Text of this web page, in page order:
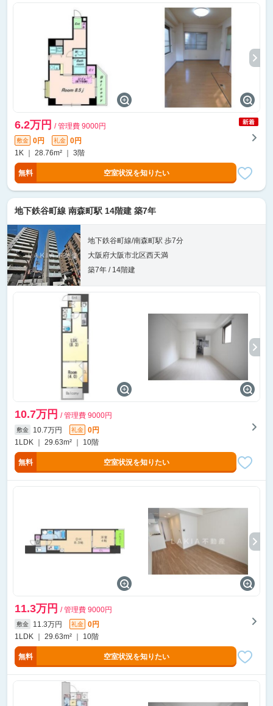
6.2万円 / 管理費 9000円
敷金 0円 礼金
0円
1K ｜ 28.76m² ｜ 3階
無料 空室状況を知りたい
地下鉄谷町線 南森町駅 14階建 築7年
地下鉄谷町線/南森町駅 歩7分
大阪府大阪市北区西天満
築7年 / 14階建
10.7万円 / 管理費 9000円
敷金 10.7万円 礼金
0円
1LDK ｜ 29.63m² ｜ 10階
無料 空室状況を知りたい
11.3万円 / 管理費 9000円
敷金 11.3万円 礼金
0円
1LDK ｜ 29.63m² ｜ 10階
無料 空室状況を知りたい